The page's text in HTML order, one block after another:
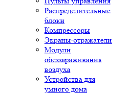
Распределительные
блоки
Компрессоры
Экраны-отражатели
Модули
обеззараживания
воздуха
Устройства для
умного дома